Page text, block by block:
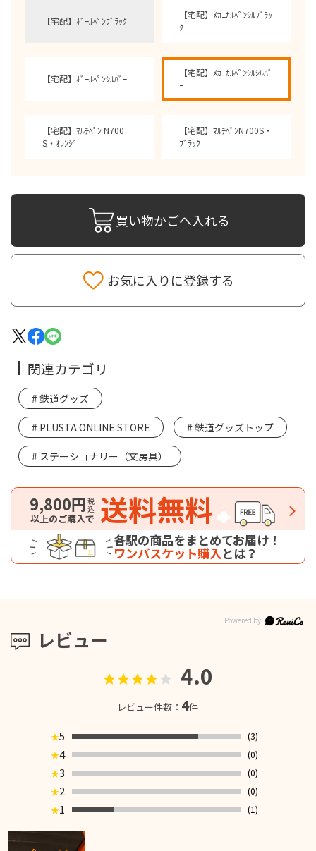
【宅配】ﾎﾞｰﾙﾍﾟﾝﾌﾞﾗｯｸ
【宅配】ﾒｶﾆｶﾙﾍﾟﾝｼﾙﾌﾞﾗｯ
ｸ
【宅配】ﾎﾞｰﾙﾍﾟﾝｼﾙﾊﾞｰ
【宅配】ﾒｶﾆｶﾙﾍﾟﾝｼﾙｼﾙﾊﾞ
ｰ
【宅配】ﾏﾙﾁﾍﾟﾝ N700
S・ｵﾚﾝｼﾞ
【宅配】ﾏﾙﾁﾍﾟﾝN700S・
ﾌﾞﾗｯｸ
買い物かごへ入れる
お気に入りに登録する
レビュー
4.0
レビュー件数： 4件
★5
(3)
★4
(0)
★3
(0)
★2
(0)
★1 (1)
関連カテゴリ
鉄道グッズ
PLUSTA ONLINE STORE 鉄道グッズトップ
ステーショナリー（文房具）
9,800円税込
以上のご購入で 送料無料
各駅の商品をまとめてお届け！
ワンバスケット購入とは？